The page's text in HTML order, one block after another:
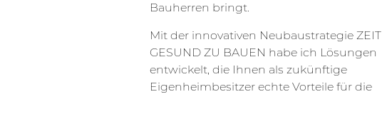
Bauherren bringt.
Mit der innovativen Neubaustrategie ZEIT
GESUND ZU BAUEN habe ich Lösungen
entwickelt, die Ihnen als zukünftige
Eigenheimbesitzer echte Vorteile für die